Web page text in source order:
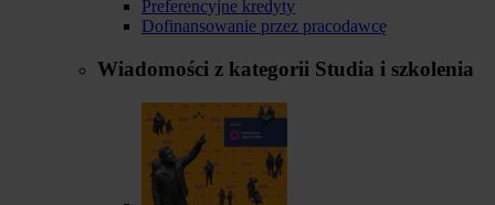
Preferencyjne kredyty
Dofinansowanie przez pracodawcę
Wiadomości z kategorii Studia i szkolenia